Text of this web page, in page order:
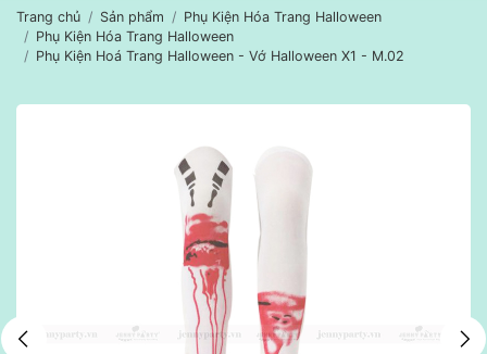
Trang chủ Sản phẩm
Phụ Kiện Hóa Trang Halloween
Phụ Kiện Hóa Trang Halloween
Phụ Kiện Hoá Trang Halloween - Vớ Halloween X1 - M.02